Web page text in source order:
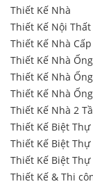
Thiết Kế Nhà
Thiết Kế Nội Thất
Thiết Kế Nhà
Thiết Kế Nhà Ống
Thiết Kế Nhà
Thiết Kế Nhà
Thiết Kế Nhà 2
Thiết Kế Biệt Thự
Thiết Kế Biệt Thự
Thiết Kế Biệt Thự
Thiết Kế & Thi